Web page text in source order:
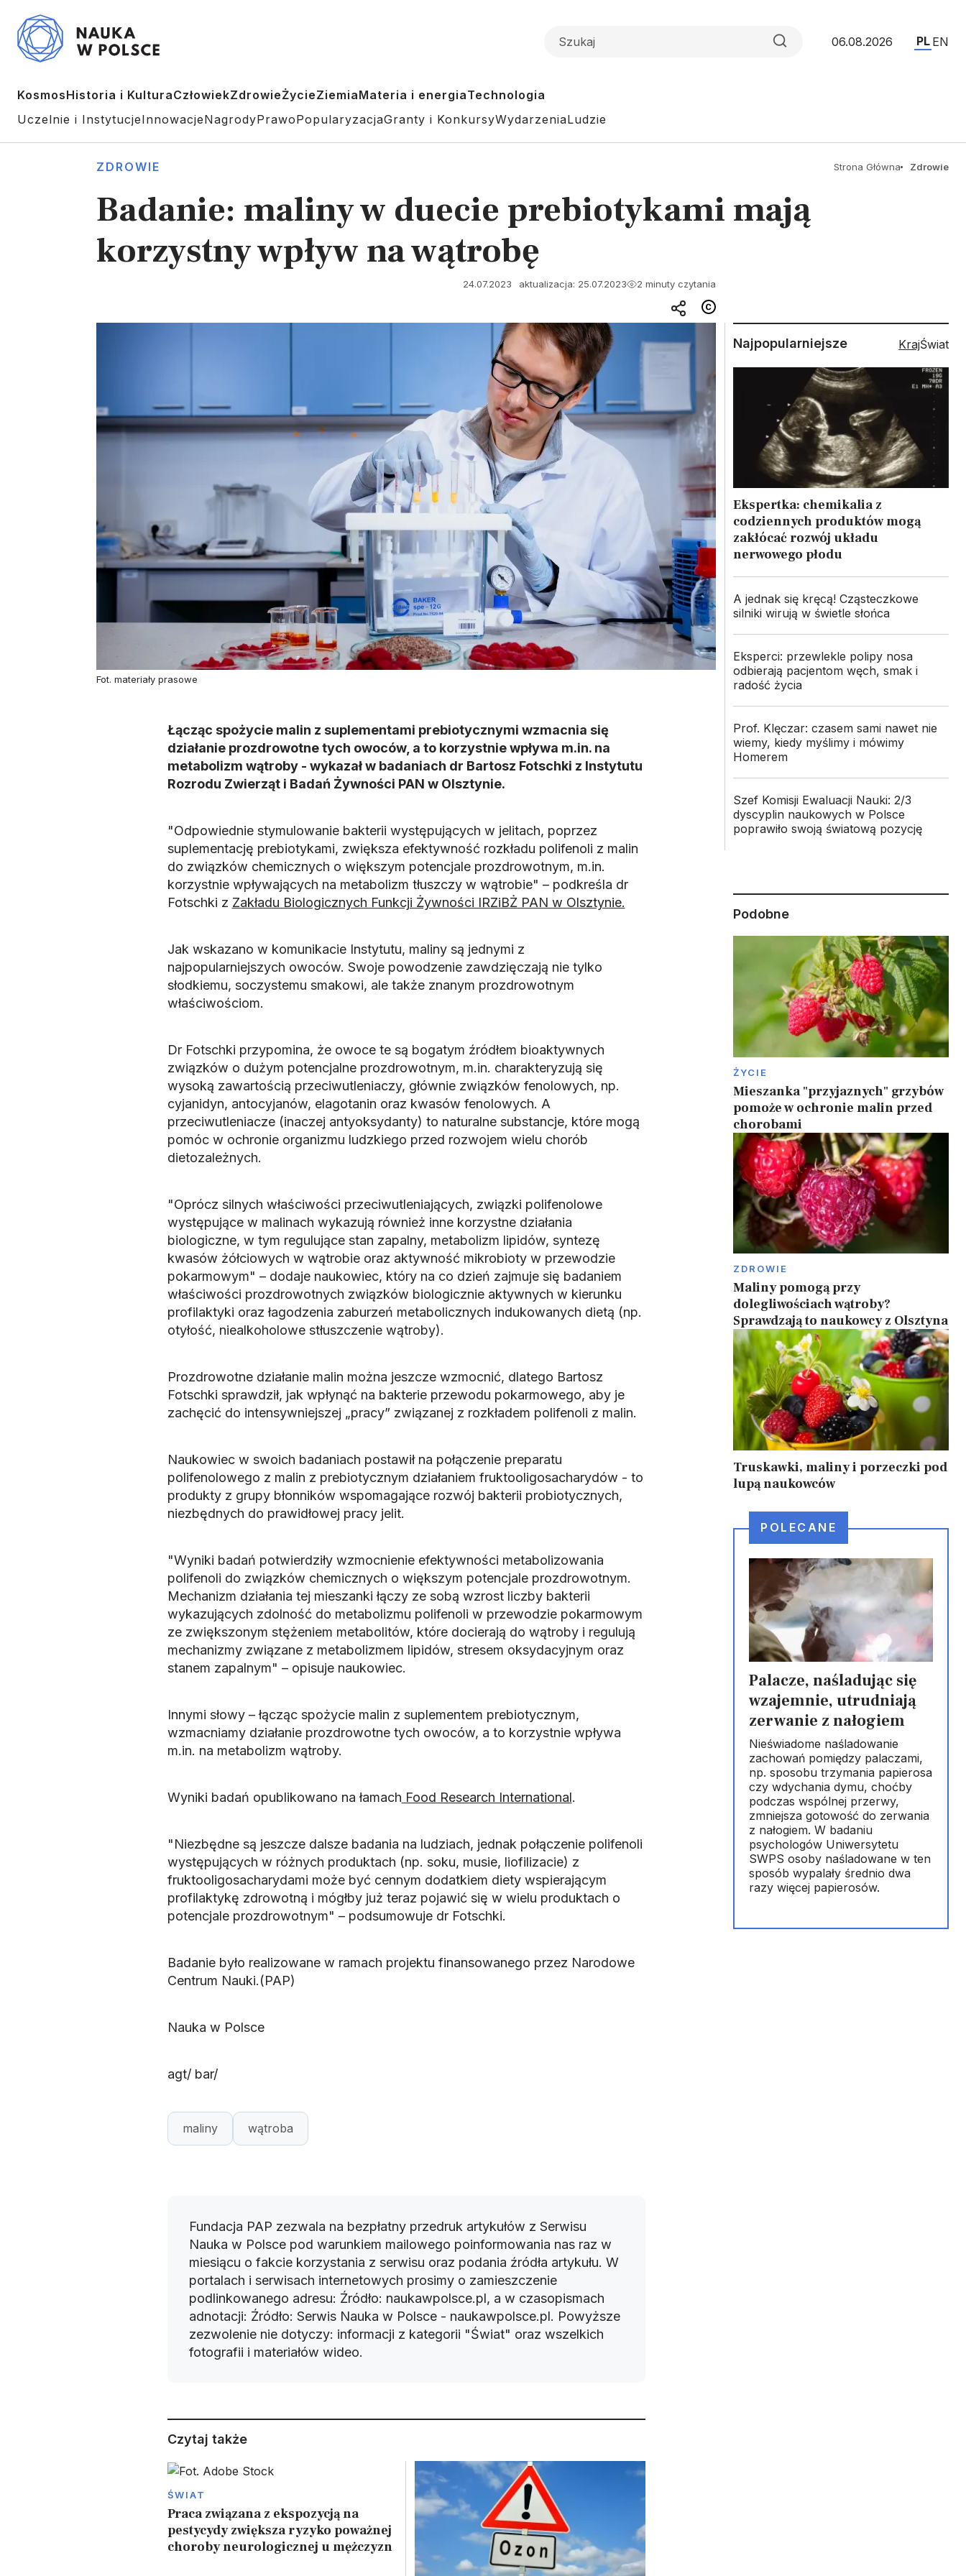
06.08.2026 PL EN
KosmosHistoria i KulturaCzłowiekZdrowieŻycieZiemiaMateria i energiaTechnologia
Uczelnie i InstytucjeInnowacjeNagrodyPrawoPopularyzacjaGranty i KonkursyWydarzeniaLudzie
ZDROWIE Strona Główna Zdrowie
Badanie: maliny w duecie prebiotykami mają
korzystny wpływ na wątrobę
24.07.2023 aktualizacja: 25.07.2023 2 minuty czytania
Fot. materiały prasowe
Łącząc spożycie malin z suplementami prebiotycznymi wzmacnia się
działanie prozdrowotne tych owoców, a to korzystnie wpływa m.in. na
metabolizm wątroby - wykazał w badaniach dr Bartosz Fotschki z Instytutu
Rozrodu Zwierząt i Badań Żywności PAN w Olsztynie.
"Odpowiednie stymulowanie bakterii występujących w jelitach, poprzez
suplementację prebiotykami, zwiększa efektywność rozkładu polifenoli z malin
do związków chemicznych o większym potencjale prozdrowotnym, m.in.
korzystnie wpływających na metabolizm tłuszczy w wątrobie" – podkreśla dr
Fotschki z Zakładu Biologicznych Funkcji Żywności IRZiBŻ PAN w Olsztynie.
Jak wskazano w komunikacie Instytutu, maliny są jednymi z
najpopularniejszych owoców. Swoje powodzenie zawdzięczają nie tylko
słodkiemu, soczystemu smakowi, ale także znanym prozdrowotnym
właściwościom.
Dr Fotschki przypomina, że owoce te są bogatym źródłem bioaktywnych
związków o dużym potencjalne prozdrowotnym, m.in. charakteryzują się
wysoką zawartością przeciwutleniaczy, głównie związków fenolowych, np.
cyjanidyn, antocyjanów, elagotanin oraz kwasów fenolowych. A
przeciwutleniacze (inaczej antyoksydanty) to naturalne substancje, które mogą
pomóc w ochronie organizmu ludzkiego przed rozwojem wielu chorób
dietozależnych.
"Oprócz silnych właściwości przeciwutleniających, związki polifenolowe
występujące w malinach wykazują również inne korzystne działania
biologiczne, w tym regulujące stan zapalny, metabolizm lipidów, syntezę
kwasów żółciowych w wątrobie oraz aktywność mikrobioty w przewodzie
pokarmowym" – dodaje naukowiec, który na co dzień zajmuje się badaniem
właściwości prozdrowotnych związków biologicznie aktywnych w kierunku
profilaktyki oraz łagodzenia zaburzeń metabolicznych indukowanych dietą (np.
otyłość, niealkoholowe stłuszczenie wątroby).
Prozdrowotne działanie malin można jeszcze wzmocnić, dlatego Bartosz
Fotschki sprawdził, jak wpłynąć na bakterie przewodu pokarmowego, aby je
zachęcić do intensywniejszej „pracy” związanej z rozkładem polifenoli z malin.
Naukowiec w swoich badaniach postawił na połączenie preparatu
polifenolowego z malin z prebiotycznym działaniem fruktooligosacharydów - to
produkty z grupy błonników wspomagające rozwój bakterii probiotycznych,
niezbędnych do prawidłowej pracy jelit.
"Wyniki badań potwierdziły wzmocnienie efektywności metabolizowania
polifenoli do związków chemicznych o większym potencjale prozdrowotnym.
Mechanizm działania tej mieszanki łączy ze sobą wzrost liczby bakterii
wykazujących zdolność do metabolizmu polifenoli w przewodzie pokarmowym
ze zwiększonym stężeniem metabolitów, które docierają do wątroby i regulują
mechanizmy związane z metabolizmem lipidów, stresem oksydacyjnym oraz
stanem zapalnym" – opisuje naukowiec.
Innymi słowy – łącząc spożycie malin z suplementem prebiotycznym,
wzmacniamy działanie prozdrowotne tych owoców, a to korzystnie wpływa
m.in. na metabolizm wątroby.
Wyniki badań opublikowano na łamach Food Research International.
"Niezbędne są jeszcze dalsze badania na ludziach, jednak połączenie polifenoli
występujących w różnych produktach (np. soku, musie, liofilizacie) z
fruktooligosacharydami może być cennym dodatkiem diety wspierającym
profilaktykę zdrowotną i mógłby już teraz pojawić się w wielu produktach o
potencjale prozdrowotnym" – podsumowuje dr Fotschki.
Badanie było realizowane w ramach projektu finansowanego przez Narodowe
Centrum Nauki.(PAP)
Nauka w Polsce
agt/ bar/
maliny wątroba
Fundacja PAP zezwala na bezpłatny przedruk artykułów z Serwisu
Nauka w Polsce pod warunkiem mailowego poinformowania nas raz w
miesiącu o fakcie korzystania z serwisu oraz podania źródła artykułu. W
portalach i serwisach internetowych prosimy o zamieszczenie
podlinkowanego adresu: Źródło: naukawpolsce.pl, a w czasopismach
adnotacji: Źródło: Serwis Nauka w Polsce - naukawpolsce.pl. Powyższe
zezwolenie nie dotyczy: informacji z kategorii "Świat" oraz wszelkich
fotografii i materiałów wideo.
Czytaj także
ŚWIAT
Praca związana z ekspozycją na
pestycydy zwiększa ryzyko poważnej
choroby neurologicznej u mężczyzn
Najpopularniejsze KrajŚwiat
Ekspertka: chemikalia z
codziennych produktów mogą
zakłócać rozwój układu
nerwowego płodu
A jednak się kręcą! Cząsteczkowe
silniki wirują w świetle słońca
Eksperci: przewlekle polipy nosa
odbierają pacjentom węch, smak i
radość życia
Prof. Klęczar: czasem sami nawet nie
wiemy, kiedy myślimy i mówimy
Homerem
Szef Komisji Ewaluacji Nauki: 2/3
dyscyplin naukowych w Polsce
poprawiło swoją światową pozycję
Podobne
ŻYCIE
Mieszanka "przyjaznych" grzybów
pomoże w ochronie malin przed
chorobami
ZDROWIE
Maliny pomogą przy
dolegliwościach wątroby?
Sprawdzają to naukowcy z Olsztyna
Truskawki, maliny i porzeczki pod
lupą naukowców
POLECANE
Palacze, naśladując się
wzajemnie, utrudniają
zerwanie z nałogiem
Nieświadome naśladowanie
zachowań pomiędzy palaczami,
np. sposobu trzymania papierosa
czy wdychania dymu, choćby
podczas wspólnej przerwy,
zmniejsza gotowość do zerwania
z nałogiem. W badaniu
psychologów Uniwersytetu
SWPS osoby naśladowane w ten
sposób wypalały średnio dwa
razy więcej papierosów.